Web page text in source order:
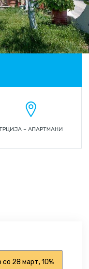
ГРЦИЈА – АПАРТМАНИ
28 март, 10%